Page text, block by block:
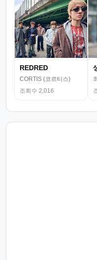
REDRED
CORTIS (코르티스)
조회수 2,016